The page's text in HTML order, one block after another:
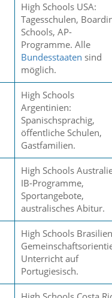
High Schools USA:
Tagesschulen,
Schools, AP-
Programme. Alle
Bundesstaaten sind
möglich.
High Schools
Argentinien:
Spanischsprachig,
öffentliche Schulen,
Gastfamilien.
High Schools
IB-Programme,
Sportangebote,
australisches Abitur.
High Schools
Unterricht auf
Portugiesisch.